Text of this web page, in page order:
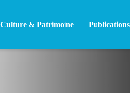
Culture & Patrimoine Publications